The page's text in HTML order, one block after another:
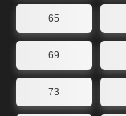
65
69
73